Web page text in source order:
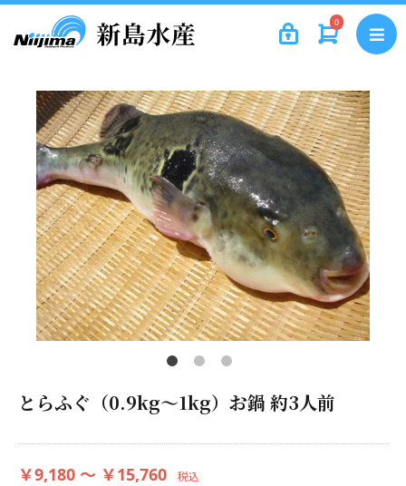
0
とらふぐ（0.9kg～1kg）お鍋 約3人前
￥9,180 ～ ￥15,760 税込